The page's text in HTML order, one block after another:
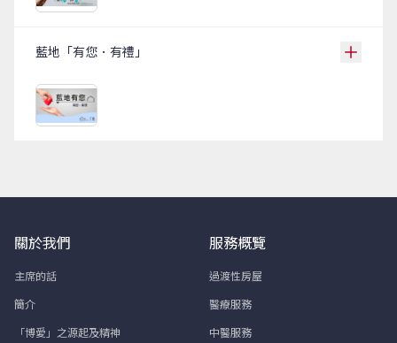
藍地「有您．有禮」
關於我們
主席的話
簡介
「博愛」之源起及精神
服務概覽
過渡性房屋
醫療服務
中醫服務